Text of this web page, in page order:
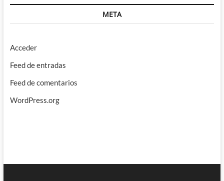
META
Acceder
Feed de entradas
Feed de comentarios
WordPress.org